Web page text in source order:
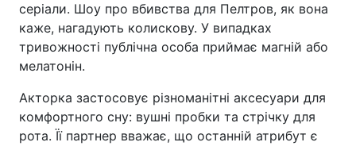
серіали. Шоу про вбивства для Пелтров, як вона
каже, нагадують колискову. У випадках
тривожності публічна особа приймає магній або
мелатонін.
Акторка застосовує різноманітні аксесуари для
комфортного сну: вушні пробки та стрічку для
рота. Її партнер вважає, що останній атрибут є